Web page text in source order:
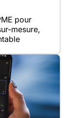
pour
mesure,